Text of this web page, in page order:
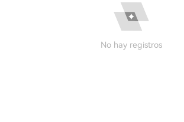
No hay registros